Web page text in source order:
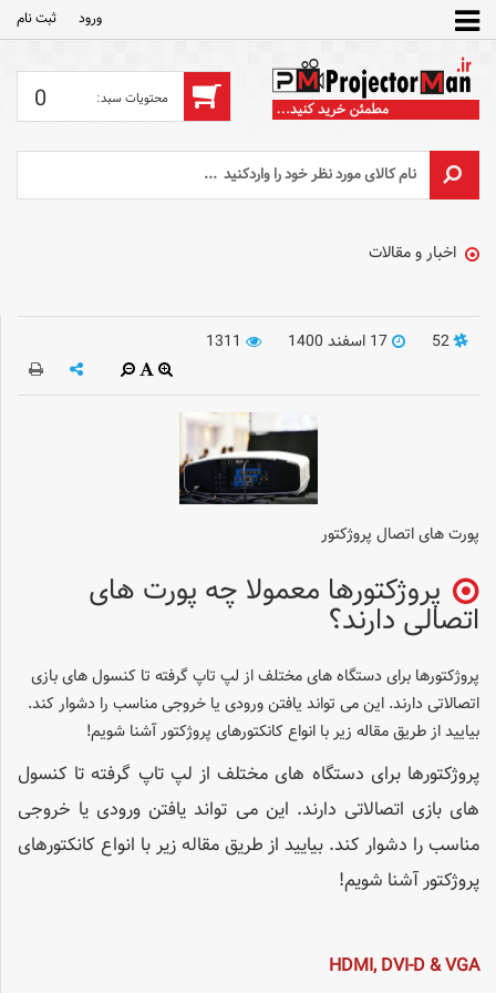
ورود ثبت‌ نام
0
اخبار و مقالات
52 17 اسفند 1400 1311
پورت های اتصال پروژکتور
پروژکتورها معمولا چه پورت های
اتصالی دارند؟
پروژکتورها برای دستگاه های مختلف از لپ تاپ گرفته تا کنسول های بازی
اتصالاتی دارند. این می تواند یافتن ورودی یا خروجی مناسب را دشوار کند.
بیایید از طریق مقاله زیر با انواع کانکتورهای پروژکتور آشنا شویم!
پروژکتورها برای دستگاه های مختلف از لپ تاپ گرفته تا کنسول
های بازی اتصالاتی دارند. این می تواند یافتن ورودی یا خروجی
مناسب را دشوار کند. بیایید از طریق مقاله زیر با انواع کانکتورهای
پروژکتور آشنا شویم!
HDMI, DVI-D & VGA